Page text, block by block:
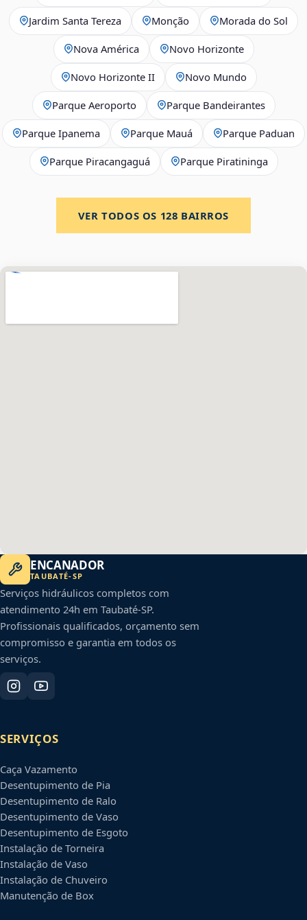
Jardim Santa Tereza Monção Morada do Sol
Nova América Novo Horizonte
Novo Horizonte II Novo Mundo
Parque Aeroporto Parque Bandeirantes
Parque Ipanema Parque Mauá Parque Paduan
Parque Piracangaguá Parque Piratininga
VER TODOS OS 128 BAIRROS
ENCANADOR
TAUBATÉ-SP
Serviços hidráulicos completos com
atendimento 24h em Taubaté-SP.
Profissionais qualificados, orçamento sem
compromisso e garantia em todos os
serviços.
SERVIÇOS
Caça Vazamento
Desentupimento de Pia
Desentupimento de Ralo
Desentupimento de Vaso
Desentupimento de Esgoto
Instalação de Torneira
Instalação de Vaso
Instalação de Chuveiro
Manutenção de Box